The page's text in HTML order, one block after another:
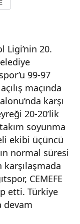
Ligi’nin 20.
99-97
maçında
karşı
20-20’lik
soyunma
ekibi üçüncü
normal süresi
CEMEFE
etti. Türkiye
devam